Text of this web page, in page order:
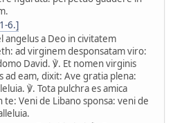
6.]
angelus a Deo in civitatem
ad virginem desponsatam viro:
David. ℣. Et nomen virginis
ad eam, dixit: Ave gratia plena:
℣. Tota pulchra es amica
Veni de Libano sponsa: veni de